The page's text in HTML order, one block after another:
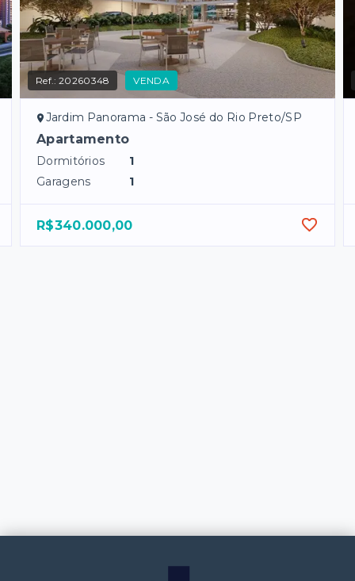
Ref.:20260348 VENDA
Jardim Panorama - São José do Rio Preto/SP
Apartamento
Dormitórios
1
Garagens
1
R$340.000,00